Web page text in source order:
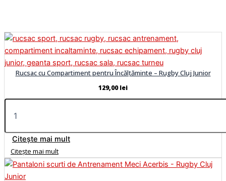
Rucsac cu Compartiment pentru Încălțăminte – Rugby Cluj Junior
129,00lei
Citește mai mult
Citește mai mult